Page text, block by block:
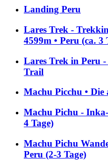
Landing Peru
Lares Trek -
4599m • Peru (ca. 3
Lares Trek in Peru
Trail
Machu Picchu •
Machu Pichu -
4 Tage)
Machu Pichu
Peru (2-3 Tage)